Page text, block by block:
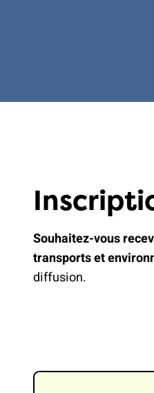
Souhaitez-vous
transports et
diffusion.